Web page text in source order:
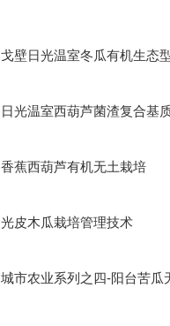
戈壁日光温室冬瓜有机生态
日光温室西葫芦菌渣复合基
香蕉西葫芦有机无土栽培
光皮木瓜栽培管理技术
城市农业系列之四-阳台苦瓜